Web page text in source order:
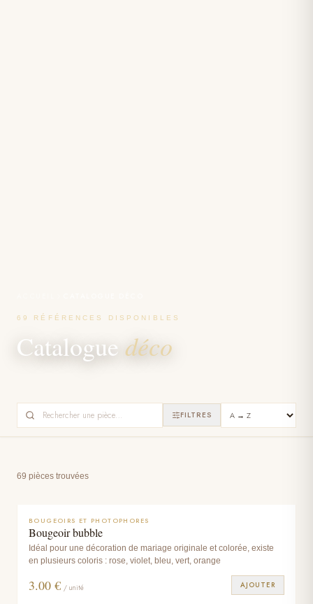
69 RÉFÉRENCES DISPONIBLES
Catalogue déco
FILTRES
69 pièces trouvées
BOUGEOIRS ET PHOTOPHORES
Bougeoir bubble
Idéal pour une décoration de mariage originale et colorée, existe
en plusieurs coloris : rose, violet, bleu, vert, orange
3.00 € / unité AJOUTER